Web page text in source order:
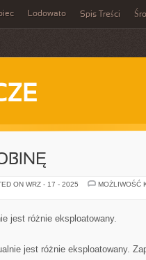
Lodowato Spis Treści
ON WRZ - 17 - 2025
MOŻLIWOŚĆ
jest różnie eksploatowany.
jest różnie eksploatowany.